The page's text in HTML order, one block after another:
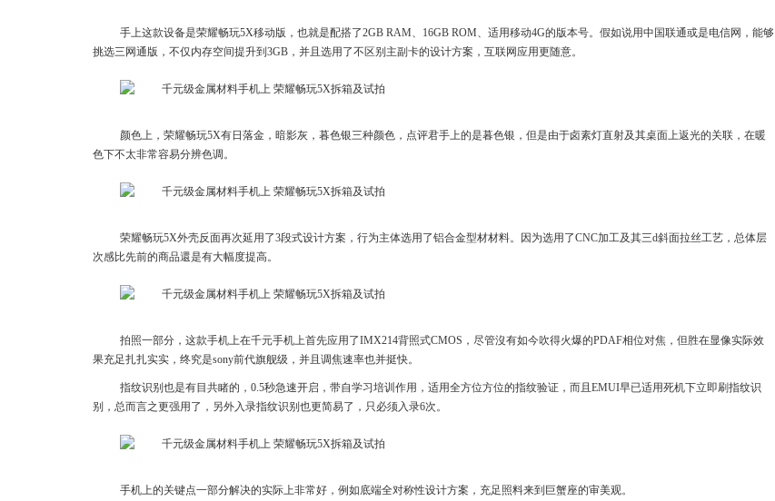
手上这款设备是荣耀畅玩5X移动版，也就是配搭了2GB RAM、16GB ROM、适用移动4G的版本号。假如说用中国联通或是电信网，能够
挑选三网通版，不仅内存空间提升到3GB，并且选用了不区别主副卡的设计方案，互联网应用更随意。
颜色上，荣耀畅玩5X有日落金，暗影灰，暮色银三种颜色，点评君手上的是暮色银，但是由于卤素灯直射及其桌面上返光的关联，在暖
色下不太非常容易分辨色调。
荣耀畅玩5X外壳反面再次延用了3段式设计方案，行为主体选用了铝合金型材材料。因为选用了CNC加工及其三d斜面拉丝工艺，总体层
次感比先前的商品還是有大幅度提高。
拍照一部分，这款手机上在千元手机上首先应用了IMX214背照式CMOS，尽管沒有如今吹得火爆的PDAF相位对焦，但胜在显像实际效
果充足扎扎实实，终究是sony前代旗舰级，并且调焦速率也并挺快。
指纹识别也是有目共睹的，0.5秒急速开启，带自学习培训作用，适用全方位方位的指纹验证，而且EMUI早已适用死机下立即刷指纹识
别，总而言之更强用了，另外入录指纹识别也更简易了，只必须入录6次。
手机上的关键点一部分解决的实际上非常好，例如底端全对称性设计方案，充足照料来到巨蟹座的审美观。